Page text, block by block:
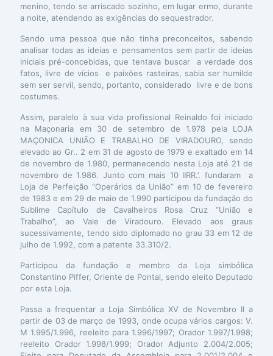
menino, tendo se arriscado sozinho, em lugar ermo, durante
a noite, atendendo as exigências do sequestrador.
Sendo uma pessoa que não tinha preconceitos, sabendo
analisar todas as ideias e pensamentos sem partir de ideias
iniciais pré-concebidas, que tentava buscar a verdade dos
fatos, livre de vícios e paixões rasteiras, sabia ser humilde
sem ser servil, sendo, portanto, considerado livre e de bons
costumes.
Assim, paralelo à sua vida profissional Reinaldo foi iniciado
na Maçonaria em 30 de setembro de 1.978 pela LOJA
MAÇONICA UNIÃO E TRABALHO DE VIRADOURO, sendo
elevado ao Gr.. 2 em 31 de agosto de 1979 e exaltado em 14
de novembro de 1.980, permanecendo nesta Loja até 21 de
novembro de 1.986. Junto com mais 10 IIRR.’. fundaram a
Loja de Perfeição “Operários da União” em 10 de fevereiro
de 1983 e em 29 de maio de 1.990 participou da fundação do
Sublime Capítulo de Cavalheiros Rosa Cruz “União e
Trabalho”, ao Vale de Viradouro. Elevado aos graus
sucessivamente, tendo sido diplomado no grau 33 em 12 de
julho de 1.992, com a patente 33.310/2.
Participou da fundação e membro da Loja simbólica
Constantino Piffer, Oriente de Pontal, sendo eleito Deputado
por esta Loja.
Passa a frequentar a Loja Simbólica XV de Novembro II a
partir de 03 de março de 1993, onde ocupa vários cargos: V.
M 1.995/1.996, reeleito para 1.996/1997; Orador 1.997/1.998;
reeleito Orador 1.998/1.999; Orador Adjunto 2.004/2.005;